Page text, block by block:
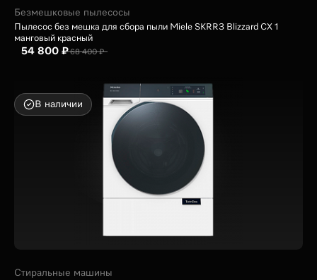
Безмешковые пылесосы
Пылесос без мешка для сбора пыли Miele SKRR3 Blizzard CX 1
манговый красный
54 800 ₽68 400 ₽
В наличии
Стиральные машины